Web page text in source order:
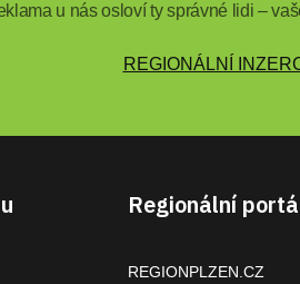
u nás osloví ty správné lidi –
REGIONÁLNÍ
Regionální
REGIONPLZEN.CZ